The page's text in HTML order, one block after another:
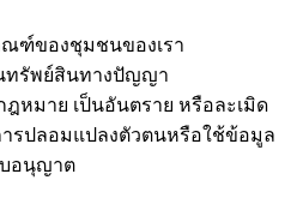
ณฑ์ของชุมชนของเรา
ทรัพย์สินทางปัญญา
หมาย เป็นอันตราย หรือละเมิด
ารปลอมแปลงตัวตนหรือใช้ข้อมูล
อนุญาต